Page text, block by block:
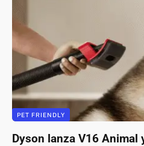
PET FRIENDLY
Dyson lanza V16 Animal